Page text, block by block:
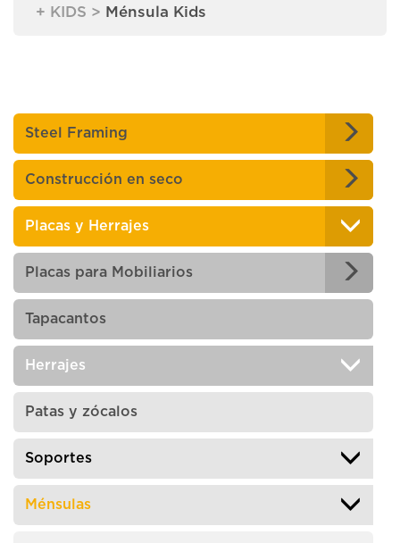
+ KIDS > Ménsula Kids
Steel Framing
Construcción en seco
Placas y Herrajes
Placas para Mobiliarios
Tapacantos
Herrajes
Patas y zócalos
Soportes
Ménsulas